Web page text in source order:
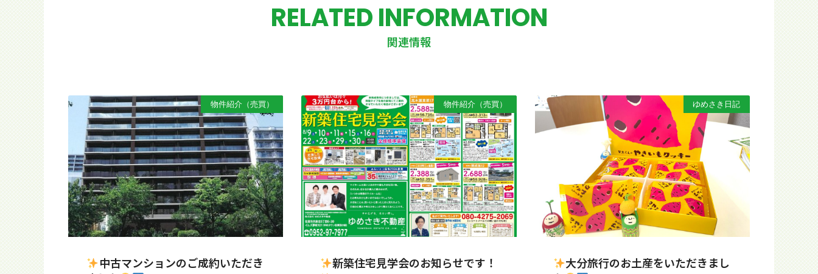
RELATED INFORMATION
関連情報
物件紹介（売買）
中古マンションのご成約いただき
物件紹介（売買）
新築住宅見学会のお知らせです！
ゆめさき日記
大分旅行のお土産をいただきまし